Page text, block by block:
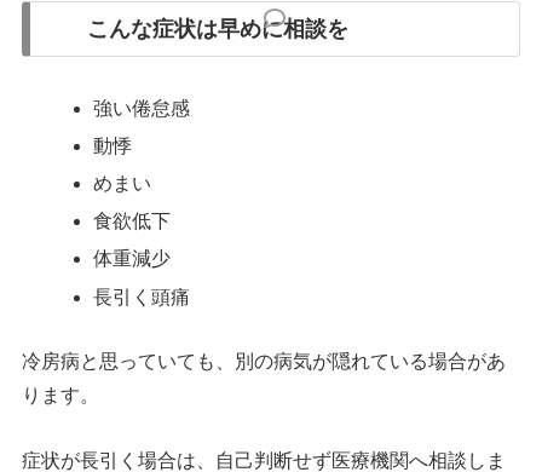
こんな症状は早めに相談を
強い倦怠感
動悸
めまい
食欲低下
体重減少
長引く頭痛
冷房病と思っていても、別の病気が隠れている場合があ
ります。
症状が長引く場合は、自己判断せず医療機関へ相談しま